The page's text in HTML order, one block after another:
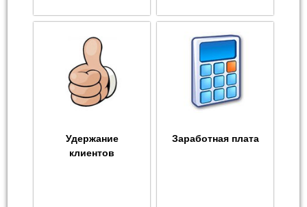
Удержание
клиентов
Заработная плата